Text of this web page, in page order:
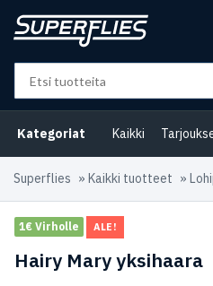
Kategoriat Kaikki
Superflies » Kaikki tuotteet »
1€ Virholle ALE!
Hairy Mary yksihaara